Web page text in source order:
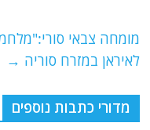
מומחה צבאי
לאיראן במזרח סוריה →
מדורי כתבות נוספים